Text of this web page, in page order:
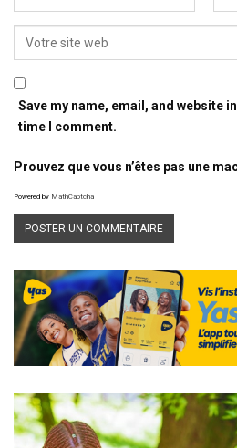
Save my name, email, and website
time I comment.
Prouvez que vous n’êtes pas une
Powered by MathCaptcha